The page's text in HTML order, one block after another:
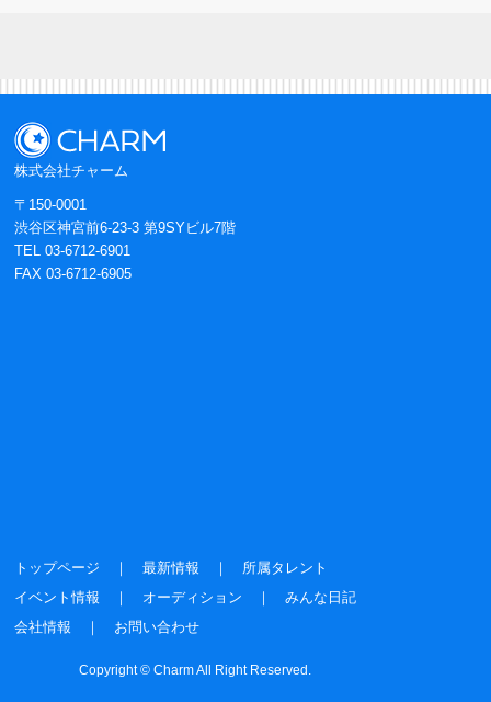
株式会社チャーム
〒150-0001
渋谷区神宮前6-23-3 第9SYビル7階
TEL 03-6712-6901
FAX 03-6712-6905
トップページ ｜最新情報 ｜ 所属タレント
イベント情報 ｜ オーディション ｜みんな日記
会社情報 ｜ お問い合わせ
Copyright © Charm All Right Reserved.